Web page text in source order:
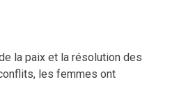
la paix et la résolution des
les femmes ont